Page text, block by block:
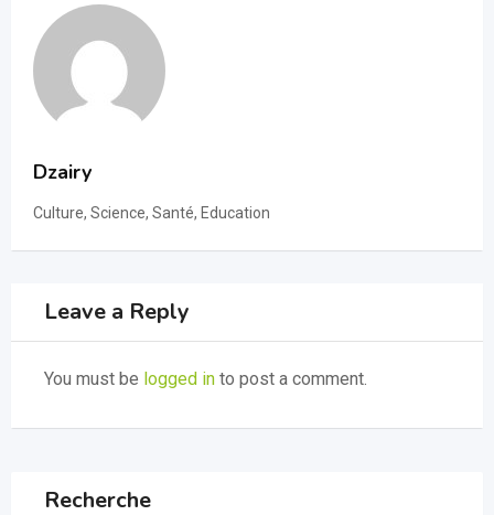
Dzairy
Culture, Science, Santé, Education
Leave a Reply
You must be logged in to post a comment.
Recherche